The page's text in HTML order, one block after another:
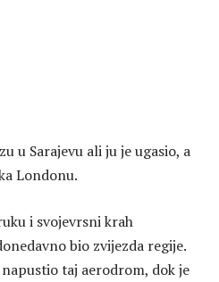
u Sarajevu ali ju je ugasio, a
Londonu.
i svojevrsni krah
bio zvijezda regije.
taj aerodrom, dok je